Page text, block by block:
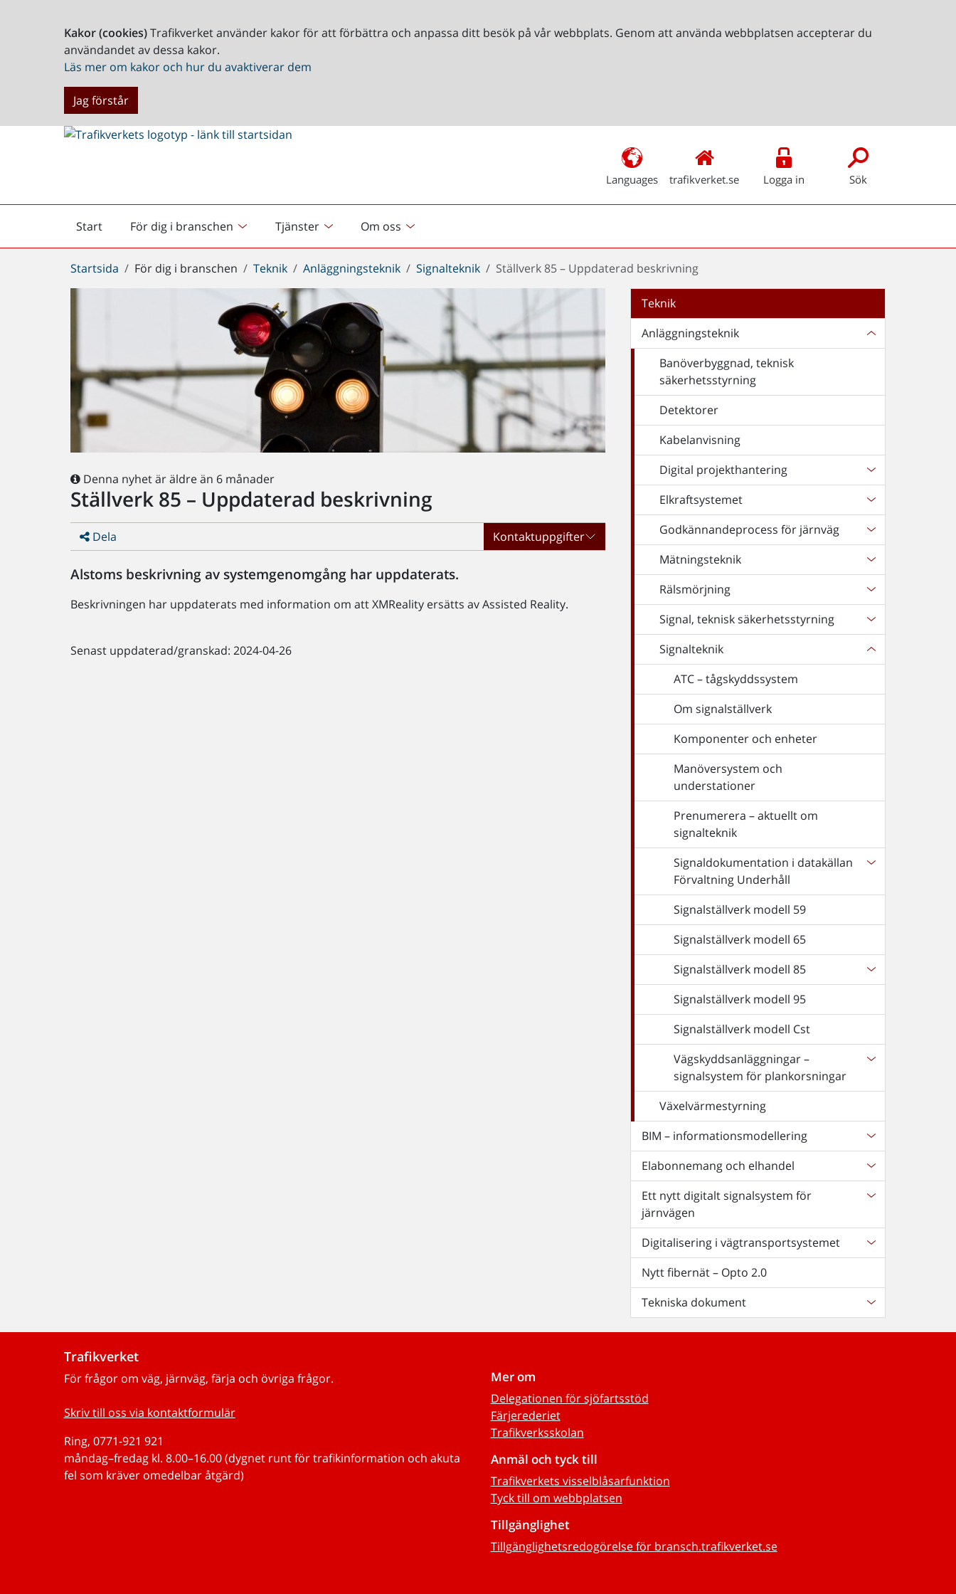
Kakor (cookies)Trafikverket använder kakor för att förbättra och anpassa ditt besök på vår webbplats. Genom att använda webbplatsen accepterar du
användandet av dessa kakor.
Läs mer om kakor och hur du avaktiverar dem
Jag förstår
Languages trafikverket.se Logga in Sök
Start
Startsida För dig i branschen Tjänster Om oss
Du
är
Startsida För dig i branschen Teknik Anläggningsteknik Signalteknik Ställverk 85 – Uppdaterad beskrivning
Denna nyhet är äldre än 6 månader
Ställverk 85 – Uppdaterad beskrivning
Dela Kontaktuppgifter
Alstoms beskrivning av systemgenomgång har uppdaterats.
Beskrivningen har uppdaterats med information om att XMReality ersätts av Assisted Reality.
Senast uppdaterad/granskad: 2024-04-26
Teknik
Anläggningsteknik
Banöverbyggnad, teknisk
säkerhetsstyrning
Detektorer
Kabelanvisning
Digital projekthantering
Elkraftsystemet
Godkännandeprocess för järnväg
Mätningsteknik
Rälsmörjning
Signal, teknisk säkerhetsstyrning
Signalteknik
ATC – tågskyddssystem
Om signalställverk
Komponenter och enheter
Manöversystem och
understationer
Prenumerera – aktuellt om
signalteknik
Signaldokumentation i datakällan
Förvaltning Underhåll
Signalställverk modell 59
Signalställverk modell 65
Signalställverk modell 85
Signalställverk modell 95
Signalställverk modell Cst
Vägskyddsanläggningar –
signalsystem för plankorsningar
Växelvärmestyrning
BIM – informationsmodellering
Elabonnemang och elhandel
Ett nytt digitalt signalsystem för
järnvägen
Digitalisering i vägtransportsystemet
Nytt fibernät – Opto 2.0
Tekniska dokument
Trafikverket
För frågor om väg, järnväg, färja och övriga frågor.
Skriv till oss via kontaktformulär
Ring, 0771-921 921
måndag–fredag kl. 8.00–16.00 (dygnet runt för trafikinformation och akuta
fel som kräver omedelbar åtgärd)
Mer om
Delegationen för sjöfartsstöd
Färjerederiet
Trafikverksskolan
Anmäl och tyck till
Trafikverkets visselblåsarfunktion
Tyck till om webbplatsen
Tillgänglighet
Tillgänglighetsredogörelse för bransch.trafikverket.se